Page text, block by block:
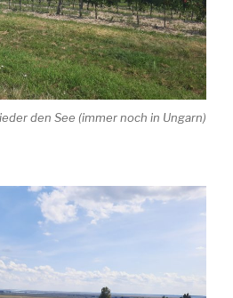
den See (immer noch in Ungarn)